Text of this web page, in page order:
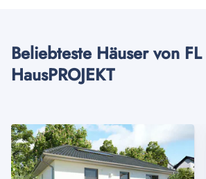
Beliebteste Häuser von FL
HausPROJEKT